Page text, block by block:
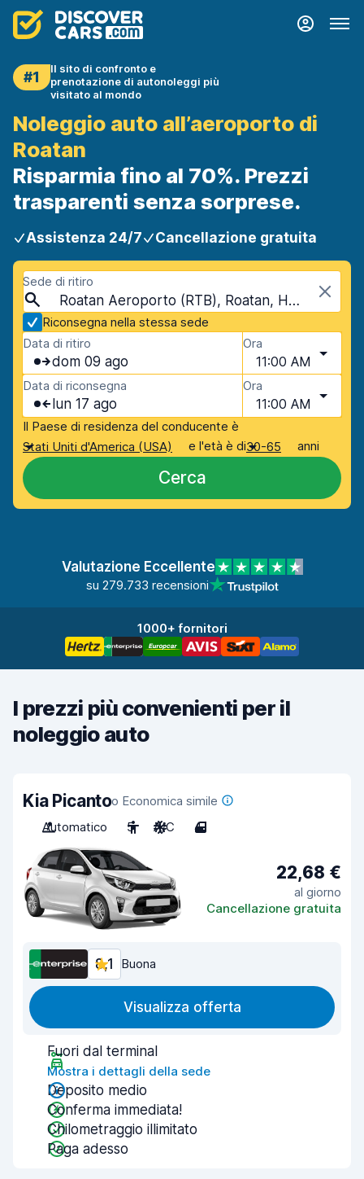
#1
Il sito di confronto e
prenotazione di autonoleggi più
visitato al mondo
Noleggio auto all’aeroporto di
Roatan
Risparmia fino al 70%. Prezzi
trasparenti senza sorprese.
Assistenza 24/7 Cancellazione gratuita
Sede di ritiro
Roatan Aeroporto (RTB), Roatan, Honduras
Riconsegna nella stessa sede
Data di ritiro
dom 09 ago
Ora
11:00 AM
Data di riconsegna
lun 17 ago
Ora
11:00 AM
Il Paese di residenza del conducente è
Stati Uniti d'America (USA)
e l'età è di30-65 anni
Cerca
Valutazione Eccellente
su 279.733 recensioni
1000+ fornitori
I prezzi più convenienti per il
noleggio auto
Kia Picantoo Economica simile
Automatico
5 A/C 4
22,68 €
al giorno
Cancellazione gratuita
8,1 Buona
Visualizza offerta
Fuori dal terminal
Mostra i dettagli della sede
Deposito medio
Conferma immediata!
Chilometraggio illimitato
Paga adesso